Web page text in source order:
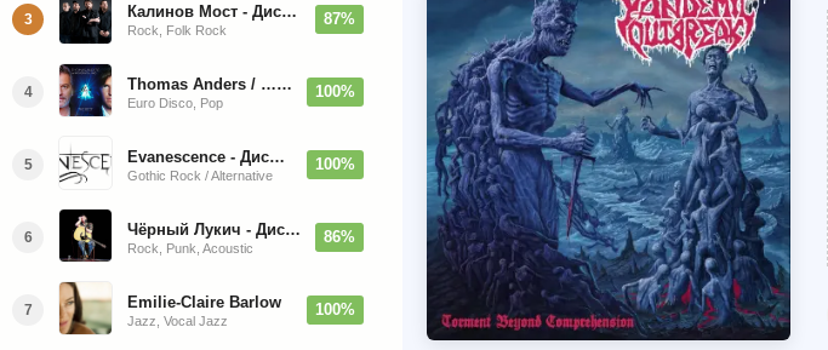
3 Калинов Мост - Дискография (1986-2026)
Rock, Folk Rock
87%
4 Thomas Anders / … Sings Modern Talking: The Best hi-res
Euro Disco, Pop
100%
5 Evanescence - Дискография (1998-2026)
Gothic Rock / Alternative
100%
6 Чёрный Лукич - Дискография (1987-2014)
Rock, Punk, Acoustic
86%
7 Emilie-Claire Barlow
Jazz, Vocal Jazz
100%